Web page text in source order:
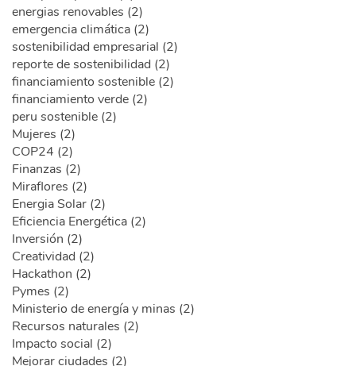
energias renovables (2)
emergencia climática (2)
sostenibilidad empresarial (2)
reporte de sostenibilidad (2)
financiamiento sostenible (2)
financiamiento verde (2)
peru sostenible (2)
Mujeres (2)
COP24 (2)
Finanzas (2)
Miraflores (2)
Energia Solar (2)
Eficiencia Energética (2)
Inversión (2)
Creatividad (2)
Hackathon (2)
Pymes (2)
Ministerio de energía y minas (2)
Recursos naturales (2)
Impacto social (2)
Mejorar ciudades (2)